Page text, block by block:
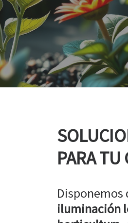
»
PARA TU
Disponemos
iluminación